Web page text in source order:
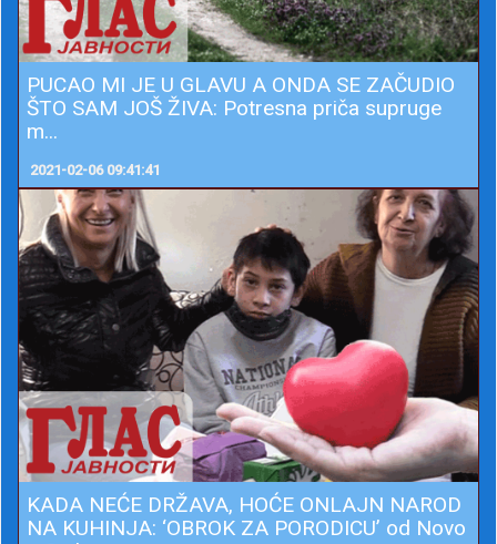
PUCAO MI JE U GLAVU A ONDA SE ZAČUDIO
ŠTO SAM JOŠ ŽIVA: Potresna priča supruge
m...
2021-02-06 09:41:41
KADA NEĆE DRŽAVA, HOĆE ONLAJN NAROD
NA KUHINJA: ‘OBROK ZA PORODICU’ od Novo